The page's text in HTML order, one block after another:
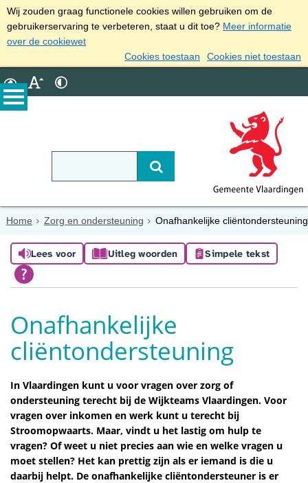
Wij zouden graag functionele cookies willen gebruiken om de
gebruikerservaring te verbeteren, staat u dit toe? Meer informatie
over de cookiewet
Cookies toestaan
Cookies niet toestaan
Home Zorg en ondersteuning Onafhankelijke cliëntondersteuning
Lees voor Uitleg woorden Simpele tekst
Onafhankelijke
cliëntondersteuning
In Vlaardingen kunt u voor vragen over zorg of
ondersteuning terecht bij de Wijkteams Vlaardingen. Voor
vragen over inkomen en werk kunt u terecht bij
Stroomopwaarts. Maar, vindt u het lastig om hulp te
vragen? Of weet u niet precies aan wie en welke vragen u
moet stellen? Het kan prettig zijn als er iemand is die u
daarbij helpt. De onafhankelijke cliëntondersteuner is er